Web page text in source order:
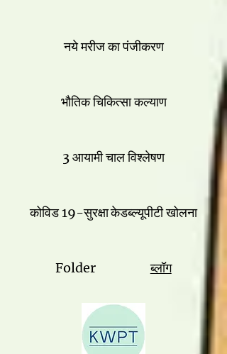
नये मरीज का पंजीकरण
भौतिक चिकित्सा कल्याण
3 आयामी चाल विश्लेषण
कोविड 19-सुरक्षाकेडब्ल्यूपीटी खोलना
Folder ब्लॉग